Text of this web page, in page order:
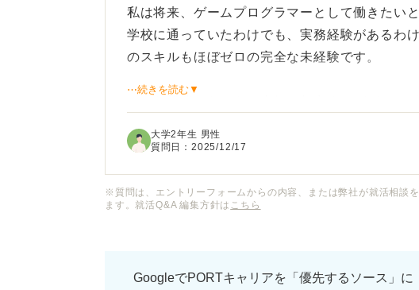
私は将来、ゲームプログラマーとして働きたい
学校に通っていたわけでも、実務経験があるわ
のスキルもほぼゼロの完全な未経験です。
の程度の期間で学習すれば良いでしょうか？
いて教えていただきたいです。
⋯続きを読む▼
大学2年生 男性
質問日：2025/12/17
※質問は、エントリーフォームからの内容、または弊社が就活相談
ます。就活Q&A 編集方針は こちら
GoogleでPORTキャリアを「優先するソース」に